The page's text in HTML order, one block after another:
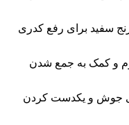
سفید برای رفع کدری
و کمک به جمع شدن
جوش و یکدست کردن